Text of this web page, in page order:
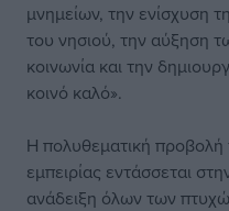
μνημείων, την ενίσχυση
του νησιού, την αύξηση
κοινωνία και την
κοινό καλό».
Η πολυθεματική
εμπειρίας εντάσσεται
ανάδειξη όλων των